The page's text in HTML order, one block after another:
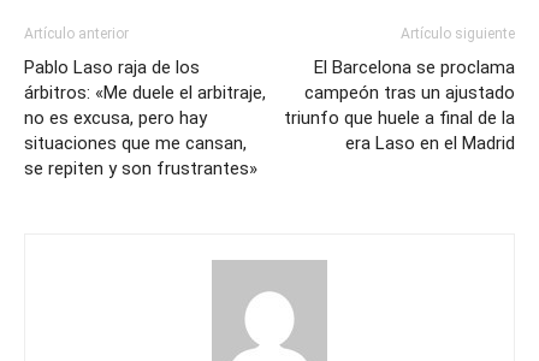
Artículo anterior
Pablo Laso raja de los
árbitros: «Me duele el arbitraje,
no es excusa, pero hay
situaciones que me cansan,
se repiten y son frustrantes»
Artículo siguiente
El Barcelona se proclama
campeón tras un ajustado
triunfo que huele a final de la
era Laso en el Madrid